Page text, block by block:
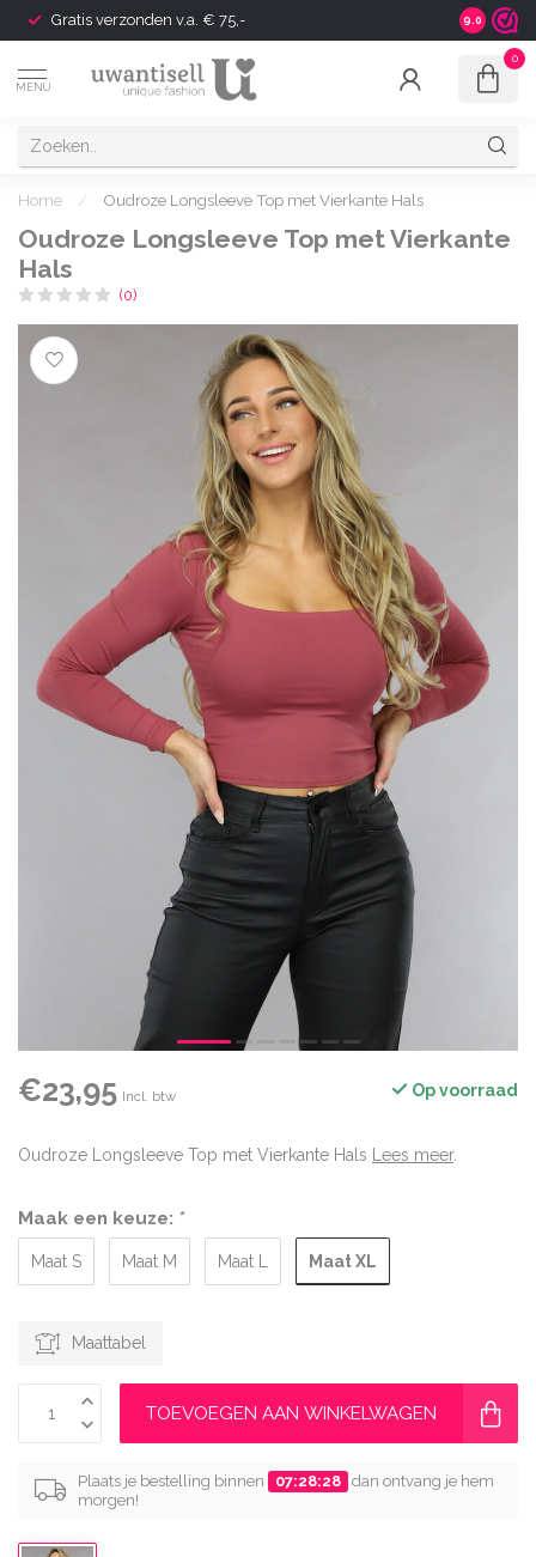
Gratis verzonden v.a. € 75,- Shipping
9.0
MENU
0
Home / Oudroze Longsleeve Top met Vierkante Hals
Oudroze Longsleeve Top met Vierkante
Hals
(0)
€23,95 Incl. btw Op voorraad
Oudroze Longsleeve Top met Vierkante Hals Lees meer.
Maak een keuze: *
Maat S Maat M Maat L Maat XL
Maattabel
TOEVOEGEN AAN WINKELWAGEN
Plaats je bestelling binnen 07:28:28 dan ontvang je hem
morgen!